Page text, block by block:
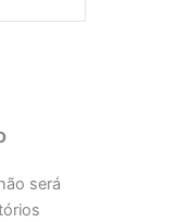
será